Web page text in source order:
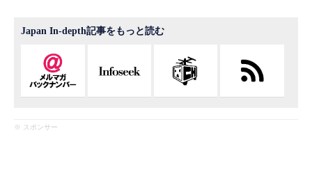
Japan In-depth記事をもっと読む
※ スポンサー